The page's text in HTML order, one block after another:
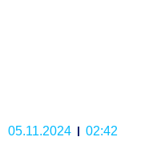
05.11.2024 02:42